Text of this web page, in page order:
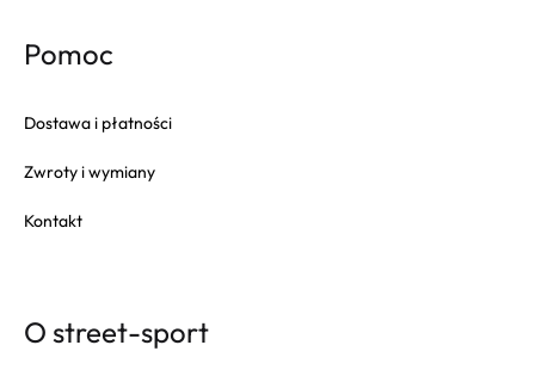
Pomoc
Dostawa i płatności
Zwroty i wymiany
Kontakt
O street-sport